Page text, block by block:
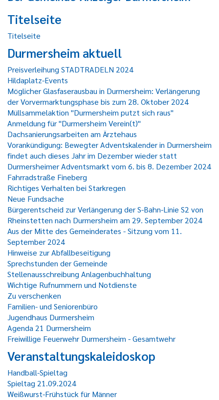
Titelseite
Titelseite
Durmersheim aktuell
Preisverleihung STADTRADELN 2024
Hildaplatz-Events
Möglicher Glasfaserausbau in Durmersheim: Verlängerung
der Vorvermarktungsphase bis zum 28. Oktober 2024
Müllsammelaktion "Durmersheim putzt sich raus"
Anmeldung für "Durmersheim Verein(t)"
Dachsanierungsarbeiten am Ärztehaus
Vorankündigung: Bewegter Adventskalender in Durmersheim
findet auch dieses Jahr im Dezember wieder statt
Durmersheimer Adventsmarkt vom 6. bis 8. Dezember 2024
Fahrradstraße Fineberg
Richtiges Verhalten bei Starkregen
Neue Fundsache
Bürgerentscheid zur Verlängerung der S-Bahn-Linie S2 von
Rheinstetten nach Durmersheim am 29. September 2024
Aus der Mitte des Gemeinderates - Sitzung vom 11.
September 2024
Hinweise zur Abfallbeseitigung
Sprechstunden der Gemeinde
Stellenausschreibung Anlagenbuchhaltung
Wichtige Rufnummern und Notdienste
Zu verschenken
Familien- und Seniorenbüro
Jugendhaus Durmersheim
Agenda 21 Durmersheim
Freiwillige Feuerwehr Durmersheim - Gesamtwehr
Veranstaltungskaleidoskop
Handball-Spieltag
Spieltag 21.09.2024
Weißwurst-Frühstück für Männer